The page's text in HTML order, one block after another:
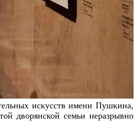
искусств имени Пушкина,
дворянской семьи неразрывно